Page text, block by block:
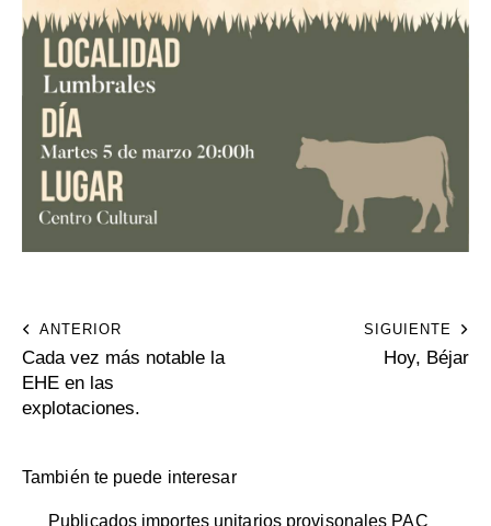
ANTERIOR
Cada vez más notable la
EHE en las
explotaciones.
SIGUIENTE
Hoy, Béjar
También te puede interesar
Publicados importes unitarios provisonales PAC